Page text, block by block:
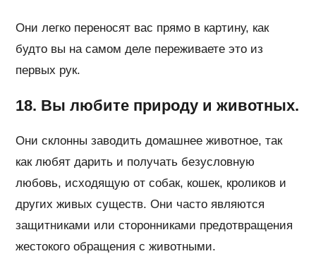
Они легко переносят вас прямо в картину, как
будто вы на самом деле переживаете это из
первых рук.
18. Вы любите природу и животных.
Они склонны заводить домашнее животное, так
как любят дарить и получать безусловную
любовь, исходящую от собак, кошек, кроликов и
других живых существ. Они часто являются
защитниками или сторонниками предотвращения
жестокого обращения с животными.